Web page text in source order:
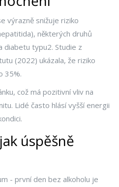
výrazně snižuje riziko
některých druhů
diabetu typu2. Studie z
(2022) ukázala, že riziko
35%.
což má pozitivní vliv na
Lidé často hlásí vyšší energii
úspěšně
- první den bez alkoholu je